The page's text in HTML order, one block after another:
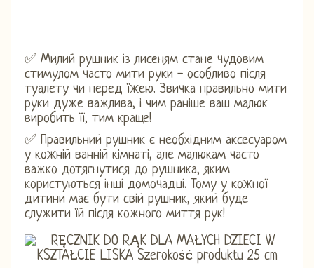
✅ Милий рушник із лисеням стане чудовим
стимулом часто мити руки - особливо після
туалету чи перед їжею. Звичка правильно мити
руки дуже важлива, і чим раніше ваш малюк
виробить її, тим краще!
✅ Правильний рушник є необхідним аксесуаром
у кожній ванній кімнаті, але малюкам часто
важко дотягнутися до рушника, яким
користуються інші домочадці. Тому у кожної
дитини має бути свій рушник, який буде
служити їй після кожного миття рук!